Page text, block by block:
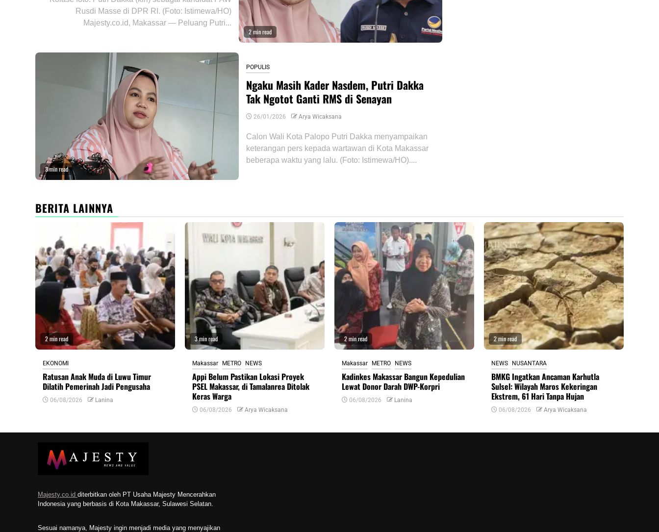
2 min read
Rusdi Masse di DPR RI. (Foto: Istimewa/HO)
Majesty.co.id, Makassar — Peluang Putri...
3 min read
POPULIS
Ngaku Masih Kader Nasdem, Putri Dakka
Tak Ngotot Ganti RMS di Senayan
26/01/2026 Arya Wicaksana
Calon Wali Kota Palopo Putri Dakka menyampaikan
keterangan pers kepada wartawan di Kota Makassar
beberapa waktu yang lalu. (Foto: Istimewa/HO)....
BERITA LAINNYA
2 min read
EKONOMI
Ratusan Anak Muda di Luwu Timur
Dilatih Pemerinah Jadi Pengusaha
06/08/2026 Lanina
3 min read
Makassar METRO NEWS
Appi Belum Pastikan Lokasi Proyek
PSEL Makassar, di Tamalanrea Ditolak
Keras Warga
06/08/2026 Arya Wicaksana
2 min read
Makassar METRO NEWS
Kadinkes Makassar Bangun Kepedulian
Lewat Donor Darah DWP-Korpri
06/08/2026 Lanina
2 min read
NEWS NUSANTARA
BMKG Ingatkan Ancaman Karhutla
Sulsel: Wilayah Maros Kekeringan
Ekstrem, 61 Hari Tanpa Hujan
06/08/2026 Arya Wicaksana
Majesty.co.id diterbitkan oleh PT Usaha Majesty Mencerahkan
Indonesia yang berbasis di Kota Makassar, Sulawesi Selatan.
Sesuai namanya, Majesty ingin menjadi media yang menyajikan